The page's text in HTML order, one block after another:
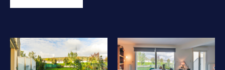
PARKING TERRASSE PISCINE